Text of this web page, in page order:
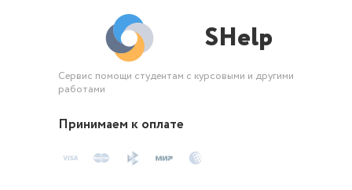
SHelp
Сервис помощи студентам с курсовыми и другими
работами
Принимаем к оплате